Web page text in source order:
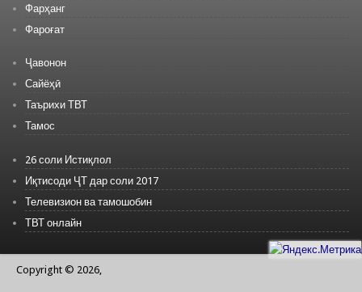
Фарҳанг
Фароғат
Ҷавонон
Сайёҳӣ
Таърихи ТВТ
Тамос
26 соли Истиқлол
Иқтисоди ҶТ дар соли 2017
Телевизион ва тамошобин
ТВТ онлайн
Copyright © 2026,